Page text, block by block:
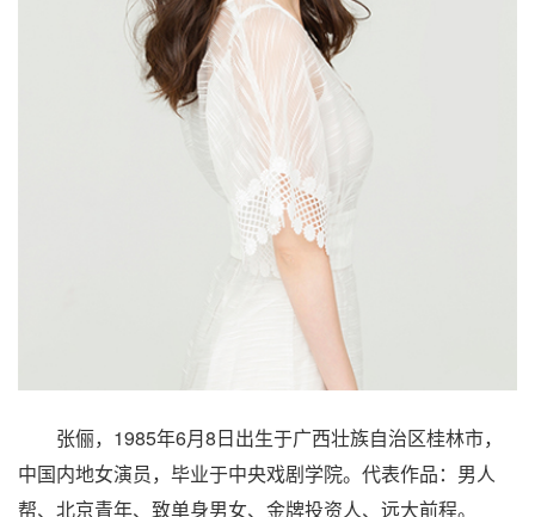
张俪，1985年6月8日出生于广西壮族自治区桂林市，
中国内地女演员，毕业于中央戏剧学院。代表作品：男人
帮、北京青年、致单身男女、金牌投资人、远大前程。